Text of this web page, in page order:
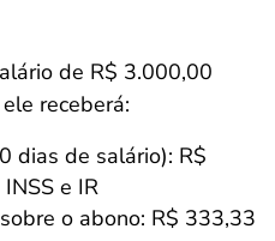
de R$ 3.000,00
receberá:
dias de salário): R$
e IR
o abono: R$ 333,33